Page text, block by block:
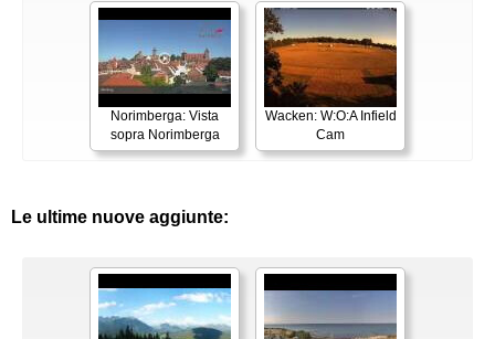
Norimberga: Vista
sopra Norimberga
Wacken: W:O:A Infield
Cam
Le ultime nuove aggiunte: